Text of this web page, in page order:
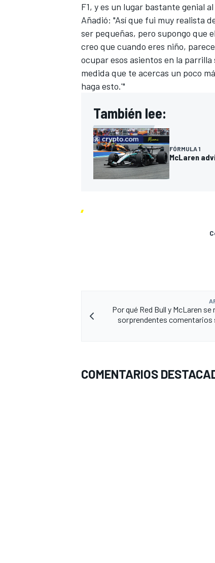
MÁS CATEGORÍAS
F1, y es un lugar bastante genial
Añadió: "Así que fui muy realista
ser pequeñas, pero supongo que
creo que cuando eres niño,
ocupar esos asientos en la
medida que te acercas un poco
haga esto.'"
También lee:
FÓRMULA 1
McLaren
Por qué Red Bull y McLaren
sorprendentes comentarios
COMENTARIOS